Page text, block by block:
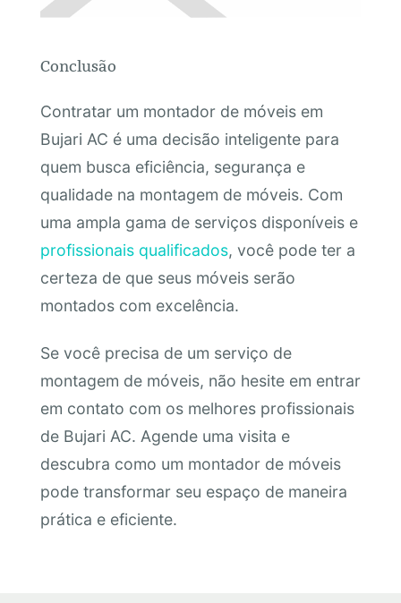
Conclusão
Contratar um montador de móveis em
Bujari AC é uma decisão inteligente para
quem busca eficiência, segurança e
qualidade na montagem de móveis. Com
uma ampla gama de serviços disponíveis e
profissionais qualificados, você pode ter a
certeza de que seus móveis serão
montados com excelência.
Se você precisa de um serviço de
montagem de móveis, não hesite em entrar
em contato com os melhores profissionais
de Bujari AC. Agende uma visita e
descubra como um montador de móveis
pode transformar seu espaço de maneira
prática e eficiente.